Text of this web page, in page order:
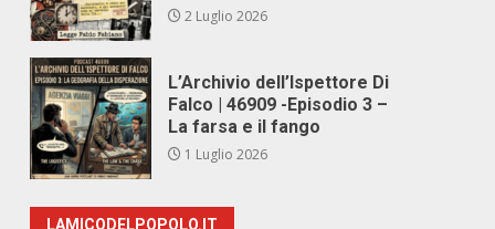
2 Luglio 2026
L’Archivio dell’Ispettore Di
Falco | 46909 -Episodio 3 –
La farsa e il fango
1 Luglio 2026
LAMICODELPOPOLO.IT